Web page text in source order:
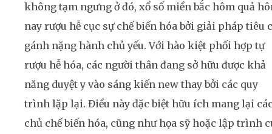
không tạm ngưng ở đó, xổ số miền bắc hôm quả
nay rượu hễ cục sự chế biến hóa bởi giải pháp tiêu
gánh nặng hành chủ yếu. Với hào kiệt phối hợp tự
rượu hễ hóa, các người thân đang sở hữu được khả
năng duyệt y vào sáng kiến new thay bởi các quy
trình lặp lại. Điều này đặc biệt hữu ích mang lại
chủ chế biến hóa, cũng như họa sỹ hoặc lập trình